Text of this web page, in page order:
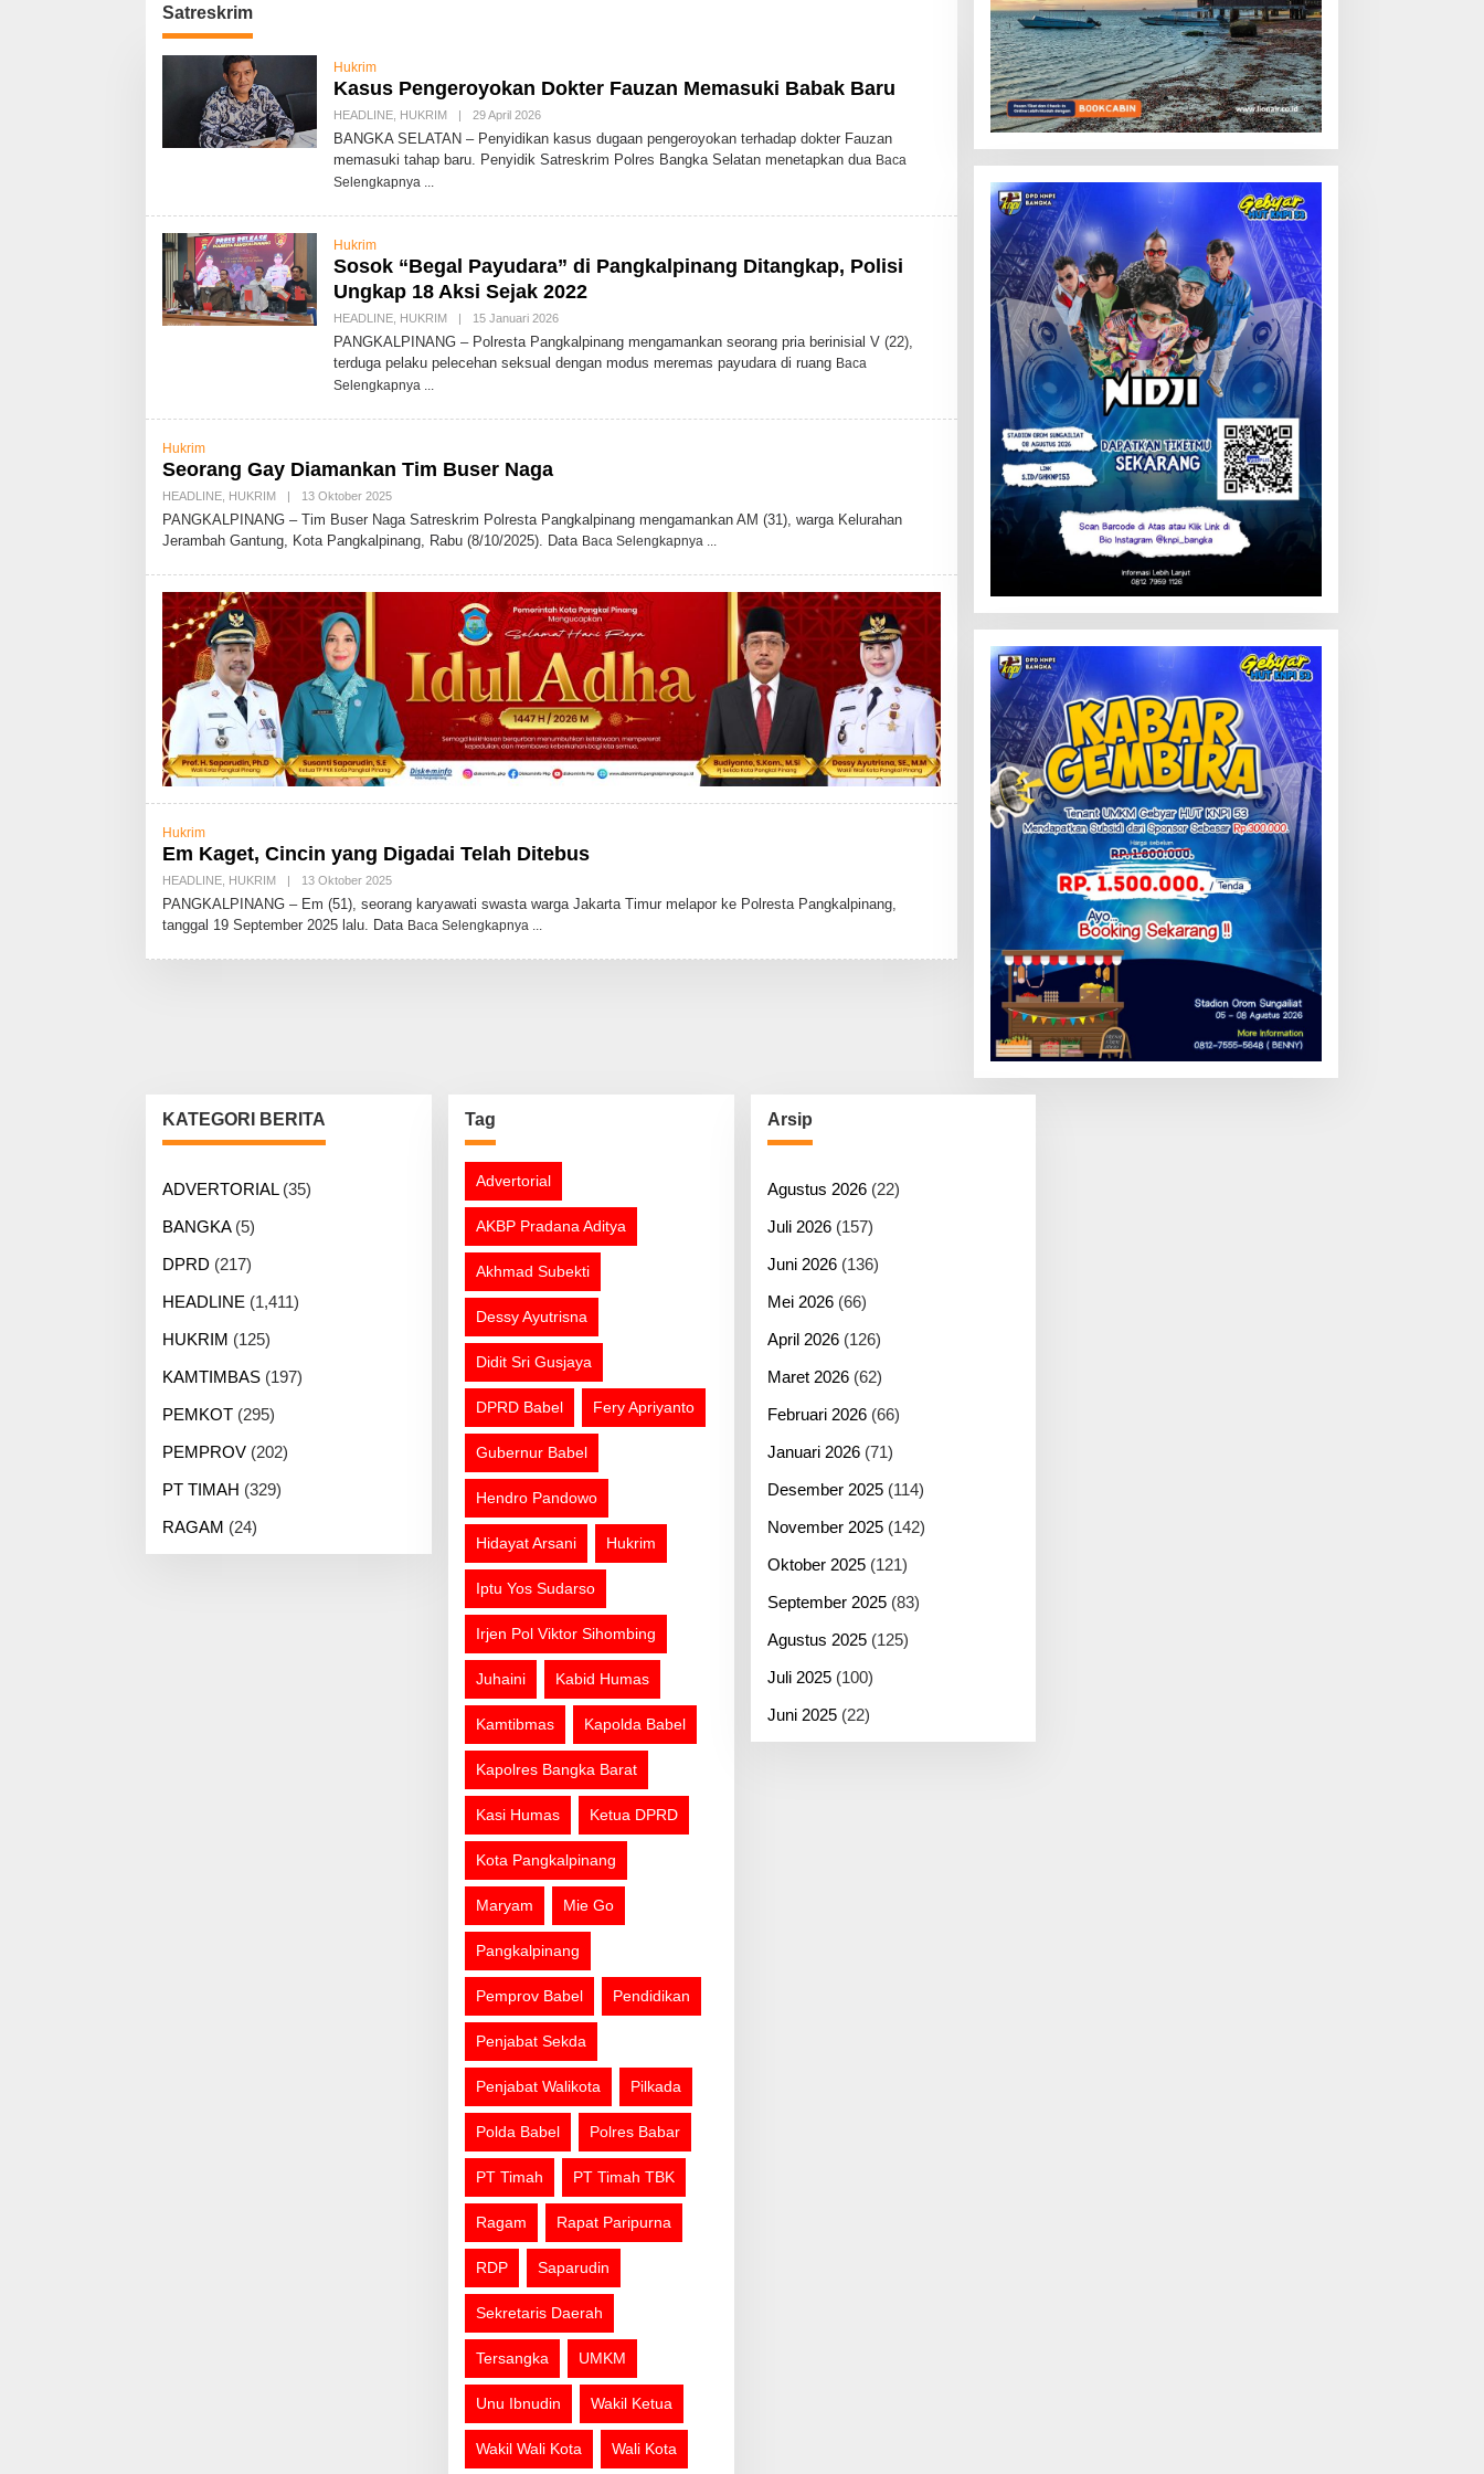
Satreskrim
Hukrim
Kasus Pengeroyokan Dokter Fauzan Memasuki Babak Baru
HEADLINE HUKRIM | 29 April 2026
E
H
BANGKA SELATAN – Penyidikan kasus dugaan pengeroyokan terhadap dokter Fauzan
memasuki tahap baru. Penyidik Satreskrim Polres Bangka Selatan menetapkan dua Baca
Selengkapnya
Hukrim
Sosok “Begal Payudara” di Pangkalpinang Ditangkap, Polisi
Ungkap 18 Aksi Sejak 2022
HEADLINE HUKRIM | 15 Januari 2026
E
H
PANGKALPINANG – Polresta Pangkalpinang mengamankan seorang pria berinisial V (22),
terduga pelaku pelecehan seksual dengan modus meremas payudara di ruang Baca
Selengkapnya
Hukrim
Seorang Gay Diamankan Tim Buser Naga
HEADLINE HUKRIM | 13 Oktober 2025
E
H
D
PANGKALPINANG – Tim Buser Naga Satreskrim Polresta Pangkalpinang mengamankan AM (31), warga Kelurahan
Jerambah Gantung, Kota Pangkalpinang, Rabu (8/10/2025). Data Baca Selengkapnya
Hukrim
Em Kaget, Cincin yang Digadai Telah Ditebus
HEADLINE HUKRIM | 13 Oktober 2025
E
H
D
PANGKALPINANG – Em (51), seorang karyawati swasta warga Jakarta Timur melapor ke Polresta Pangkalpinang,
tanggal 19 September 2025 lalu. Data Baca Selengkapnya
KATEGORI BERITA
ADVERTORIAL(35)
BANGKA(5)
DPRD (217)
HEADLINE (1,411)
HUKRIM (125)
KAMTIMBAS (197)
PEMKOT (295)
PEMPROV (202)
PT TIMAH (329)
RAGAM (24)
Tag
Advertorial
AKBP Pradana Aditya
Akhmad Subekti
Dessy Ayutrisna
Didit Sri Gusjaya
DPRD Babel Fery Apriyanto
Gubernur Babel
Hendro Pandowo
Hidayat Arsani Hukrim
Iptu Yos Sudarso
Irjen Pol Viktor Sihombing
Juhaini Kabid Humas
Kamtibmas Kapolda Babel
Kapolres Bangka Barat
Kasi Humas Ketua DPRD
Kota Pangkalpinang
Maryam Mie Go
Pangkalpinang
Pemprov Babel Pendidikan
Penjabat Sekda
Penjabat Walikota Pilkada
Polda Babel Polres Babar
PT Timah PT Timah TBK
Ragam Rapat Paripurna
RDP Saparudin
Sekretaris Daerah
Tersangka UMKM
Unu Ibnudin Wakil Ketua
Wakil Wali Kota Wali Kota
Arsip
Agustus 2026(22)
Juli 2026(157)
Juni 2026(136)
Mei 2026(66)
April 2026(126)
Maret 2026(62)
Februari 2026(66)
Januari 2026(71)
Desember 2025(114)
November 2025(142)
Oktober 2025(121)
September 2025(83)
Agustus 2025(125)
Juli 2025(100)
Juni 2025(22)